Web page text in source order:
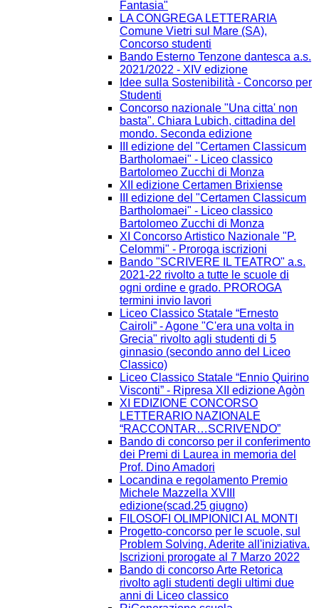
Fantasia"
LA CONGREGA LETTERARIA
Comune Vietri sul Mare (SA),
Concorso studenti
Bando Esterno Tenzone dantesca a.s.
2021/2022 - XIV edizione
Idee sulla Sostenibilità - Concorso per
Studenti
Concorso nazionale "Una citta' non
basta". Chiara Lubich, cittadina del
mondo. Seconda edizione
III edizione del "Certamen Classicum
Bartholomaei" - Liceo classico
Bartolomeo Zucchi di Monza
XII edizione Certamen Brixiense
III edizione del "Certamen Classicum
Bartholomaei" - Liceo classico
Bartolomeo Zucchi di Monza
XI Concorso Artistico Nazionale "P.
Celommi" - Proroga iscrizioni
Bando "SCRIVERE IL TEATRO" a.s.
2021-22 rivolto a tutte le scuole di
ogni ordine e grado. PROROGA
termini invio lavori
Liceo Classico Statale “Ernesto
Cairoli” - Agone "C'era una volta in
Grecia" rivolto agli studenti di 5
ginnasio (secondo anno del Liceo
Classico)
Liceo Classico Statale “Ennio Quirino
Visconti” - Ripresa XII edizione Agòn
XI EDIZIONE CONCORSO
LETTERARIO NAZIONALE
“RACCONTAR…SCRIVENDO”
Bando di concorso per il conferimento
dei Premi di Laurea in memoria del
Prof. Dino Amadori
Locandina e regolamento Premio
Michele Mazzella XVIII
edizione(scad.25 giugno)
FILOSOFI OLIMPIONICI AL MONTI
Progetto-concorso per le scuole, sul
Problem Solving. Aderite all'iniziativa.
Iscrizioni prorogate al 7 Marzo 2022
Bando di concorso Arte Retorica
rivolto agli studenti degli ultimi due
anni di Liceo classico